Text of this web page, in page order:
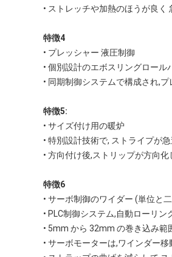
• ストレッチや加熱のほうが良
特徴4
• プレッシャー 液圧制御
• 個別設計のエボスリングロール
• 同期制御システムで構成され,
特徴5:
• サイズ付け用の暖炉
• 特別設計技術で, ストライプが
• 方向付け後,ストリップが方向
特徴6
• サーボ制御のワイダー (単位と
• PLC制御システム,自動ローリ
• 5mm から 32mm の巻き込み範
• サーボモーターは,ワインダー